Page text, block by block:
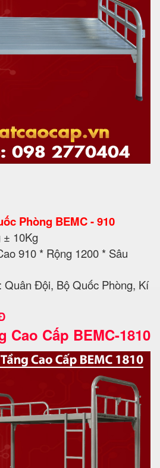
Phòng BEMC - 910
± 10Kg
910 * Rộng 1200 * Sâu
Quân Đội, Bộ Quốc Phòng, Kí
Cao Cấp BEMC-1810